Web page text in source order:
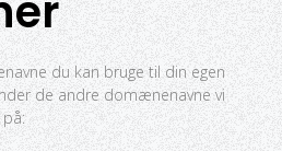
du kan bruge til din egen
de andre domænenavne vi